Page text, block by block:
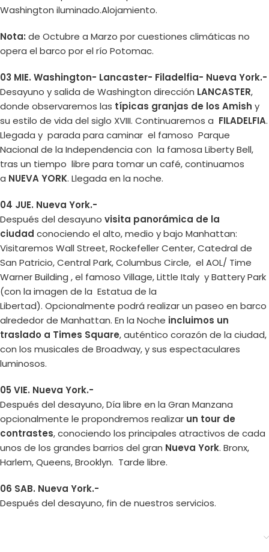
Washington iluminado.Alojamiento.
Nota: de Octubre a Marzo por cuestiones climáticas no
opera el barco por el río Potomac.
03 MIE. Washington- Lancaster- Filadelfia- Nueva York.-
Desayuno y salida de Washington dirección LANCASTER,
donde observaremos las típicas granjas de los Amish y
su estilo de vida del siglo XVIII. Continuaremos a FILADELFIA.
Llegada y parada para caminar el famoso Parque
Nacional de la Independencia con la famosa Liberty Bell,
tras un tiempo libre para tomar un café, continuamos
a NUEVA YORK. Llegada en la noche.
04 JUE. Nueva York.-
Después del desayuno visita panorámica de la
ciudad conociendo el alto, medio y bajo Manhattan:
Visitaremos Wall Street, Rockefeller Center, Catedral de
San Patricio, Central Park, Columbus Circle, el AOL/ Time
Warner Building , el famoso Village, Little Italy y Battery Park
(con la imagen de la Estatua de la
Libertad). Opcionalmente podrá realizar un paseo en barco
alrededor de Manhattan. En la Noche incluimos un
traslado a Times Square, auténtico corazón de la ciudad,
con los musicales de Broadway, y sus espectaculares
luminosos.
05 VIE. Nueva York.-
Después del desayuno, Día libre en la Gran Manzana
opcionalmente le propondremos realizar un tour de
contrastes, conociendo los principales atractivos de cada
unos de los grandes barrios del gran Nueva York. Bronx,
Harlem, Queens, Brooklyn. Tarde libre.
06 SAB. Nueva York.-
Después del desayuno, fin de nuestros servicios.